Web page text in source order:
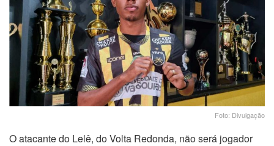
Foto: Divulgação
O atacante do Lelê, do Volta Redonda, não será jogador